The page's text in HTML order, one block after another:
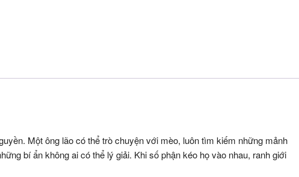
Một ông lão có thể trò chuyện với mèo, luôn tìm kiếm những mảnh
bí ẩn không ai có thể lý giải. Khi số phận kéo họ vào nhau, ranh giới